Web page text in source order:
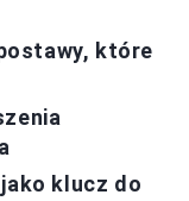
które
klucz do